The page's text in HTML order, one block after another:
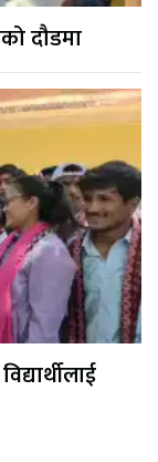
दौडमा